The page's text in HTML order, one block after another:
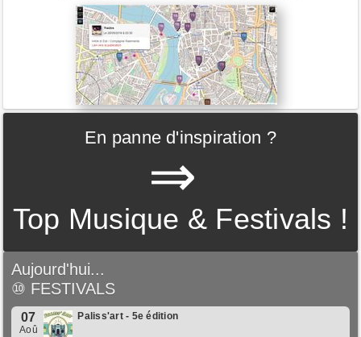
En panne d'inspiration ?
⇒
Top Musique & Festivals !
Aujourd'hui...
⑩ FESTIVALS
07
Aoû
Paliss'art - 5e édition